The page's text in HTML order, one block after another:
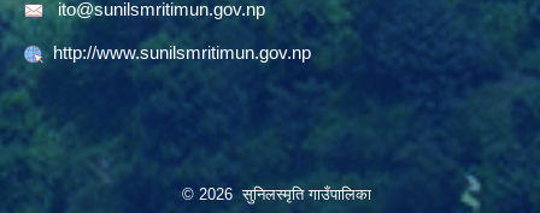
ito@sunilsmritimun.gov.np
http://www.sunilsmritimun.gov.np
© 2026 सुनिलस्मृति गाउँपालिका